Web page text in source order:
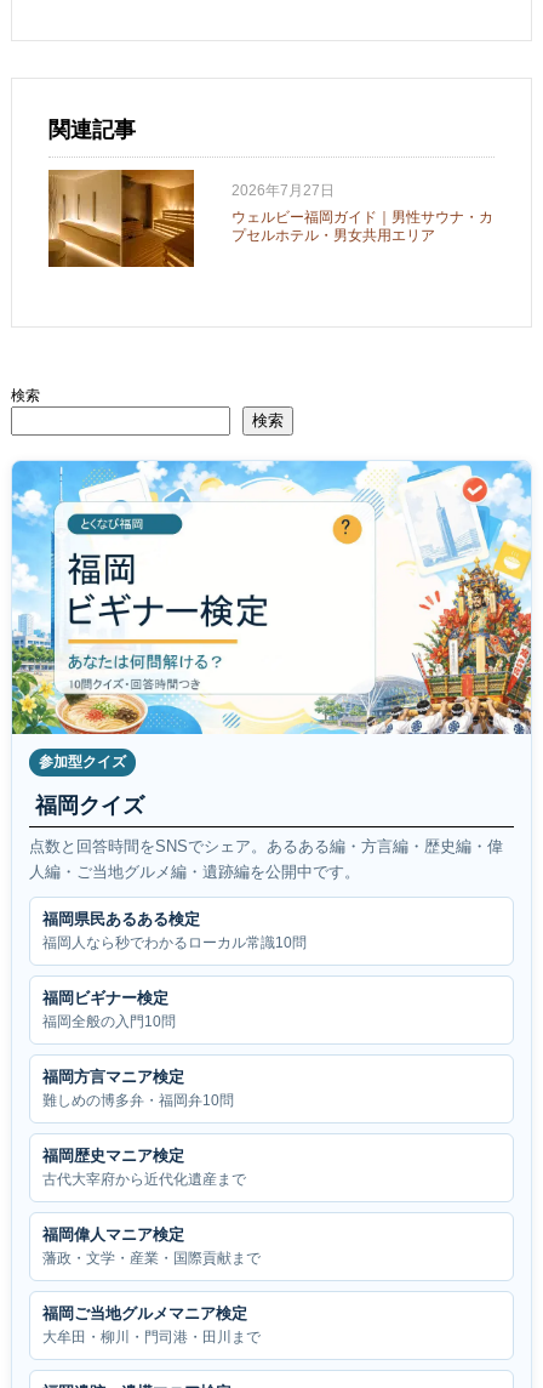
関連記事
2026年7月27日
ウェルビー福岡ガイド｜男性サウナ・カ
プセルホテル・男女共用エリア
検索
検索
参加型クイズ
福岡クイズ
点数と回答時間をSNSでシェア。あるある編・方言編・歴史編・偉
人編・ご当地グルメ編・遺跡編を公開中です。
福岡県民あるある検定
福岡人なら秒でわかるローカル常識10問
福岡ビギナー検定
福岡全般の入門10問
福岡方言マニア検定
難しめの博多弁・福岡弁10問
福岡歴史マニア検定
古代大宰府から近代化遺産まで
福岡偉人マニア検定
藩政・文学・産業・国際貢献まで
福岡ご当地グルメマニア検定
大牟田・柳川・門司港・田川まで